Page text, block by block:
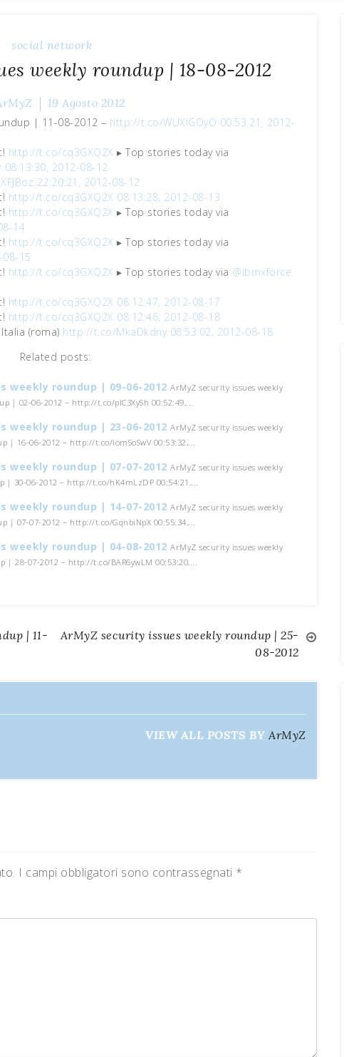
social network
weekly roundup | 18-08-2012
19 Agosto 2012
| 11-08-2012 – http://t.co/WUXlGOyO 00:53:21, 2012-
http://t.co/cq3GXQ2X ▸ Top stories today via
08:13:30, 2012-08-12
22:20:21, 2012-08-12
http://t.co/cq3GXQ2X 08:13:28, 2012-08-13
http://t.co/cq3GXQ2X ▸ Top stories today via
14
http://t.co/cq3GXQ2X ▸ Top stories today via
08-15
http://t.co/cq3GXQ2X ▸ Top stories today via @ibmxforce
http://t.co/cq3GXQ2X 08:12:47, 2012-08-17
http://t.co/cq3GXQ2X 08:12:46, 2012-08-18
(roma) http://t.co/MkaDkdny 08:53:02, 2012-08-18
Related posts:
weekly roundup | 09-06-2012ArMyZ security issues weekly
| 02-06-2012 – http://t.co/pIC3XySh 00:52:49,...
weekly roundup | 23-06-2012ArMyZ security issues weekly
| 16-06-2012 – http://t.co/iomSoSwV 00:53:32,...
weekly roundup | 07-07-2012ArMyZ security issues weekly
| 30-06-2012 – http://t.co/hK4mLzDP 00:54:21,...
weekly roundup | 14-07-2012ArMyZ security issues weekly
| 07-07-2012 – http://t.co/GqnbiNpX 00:55:34,...
weekly roundup | 04-08-2012ArMyZ security issues weekly
| 28-07-2012 – http://t.co/BAR6ywLM 00:53:20,...
| 11-
ArMyZ security issues weekly roundup | 25-
08-2012
VIEW ALL POSTS BYArMyZ
I campi obbligatori sono contrassegnati *